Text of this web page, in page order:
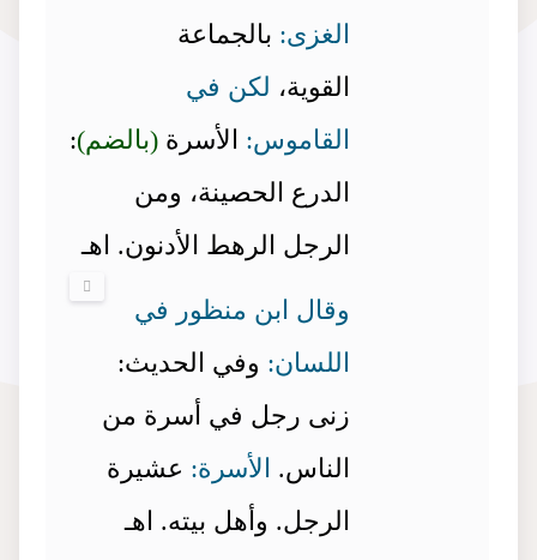
الغزى: بالجماعة
القوية، لكن في
القاموس: الأسرة (بالضم):
الدرع الحصينة، ومن
الرجل الرهط الأدنون. اهـ
وقال ابن منظور في
اللسان: وفي الحديث:
زنى رجل في أسرة من
الناس. الأسرة: عشيرة
الرجل. وأهل بيته. اهـ